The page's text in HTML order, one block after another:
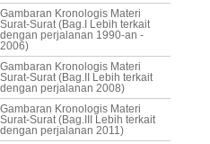
Gambaran Kronologis Materi
Surat-Surat (Bag.I Lebih terkait
dengan perjalanan 1990-an -
2006)
Gambaran Kronologis Materi
Surat-Surat (Bag.II Lebih terkait
dengan perjalanan 2008)
Gambaran Kronologis Materi
Surat-Surat (Bag.III Lebih terkait
dengan perjalanan 2011)